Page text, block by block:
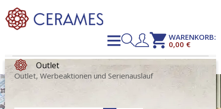
shopping_cartWARENKORB:
0,00 €
Outlet
Outlet, Werbeaktionen und Serienauslauf